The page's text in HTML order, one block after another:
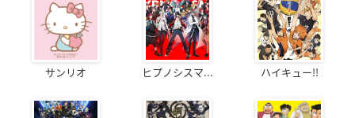
サンリオ ヒプノシスマ... ハイキュー!!